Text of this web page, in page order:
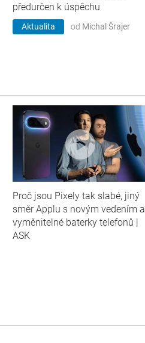
předurčen k úspěchu
Aktualita od Michal Šrajer
Proč jsou Pixely tak slabé, jiný
směr Applu s novým vedením a
vyměnitelné baterky telefonů |
ASK